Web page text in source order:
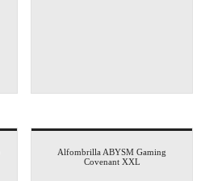
Alfombrilla ABYSM Gaming
Covenant XXL